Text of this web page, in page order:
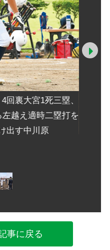
裏大宮1死三塁、
越え適時二塁打を
出す中川原
事に戻る